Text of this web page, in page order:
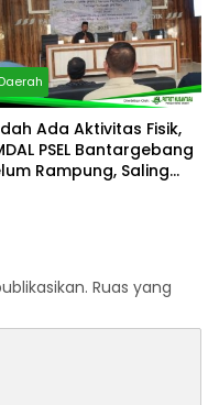
Daerah
Ada Aktivitas Fisik,
PSEL Bantargebang
Rampung, Saling
Ruas yang